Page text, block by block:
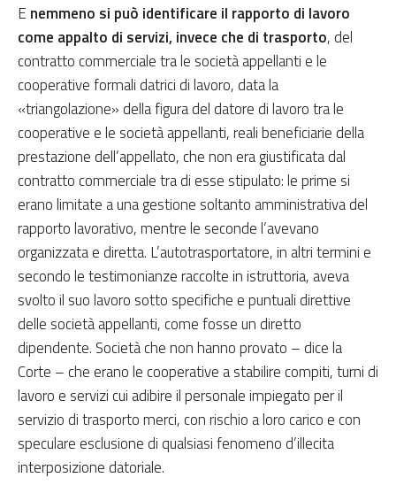
E nemmeno si può identificare il rapporto di lavoro
come appalto di servizi, invece che di trasporto, del
contratto commerciale tra le società appellanti e le
cooperative formali datrici di lavoro, data la
«triangolazione» della figura del datore di lavoro tra le
cooperative e le società appellanti, reali beneficiarie della
prestazione dell’appellato, che non era giustificata dal
contratto commerciale tra di esse stipulato: le prime si
erano limitate a una gestione soltanto amministrativa del
rapporto lavorativo, mentre le seconde l’avevano
organizzata e diretta. L’autotrasportatore, in altri termini e
secondo le testimonianze raccolte in istruttoria, aveva
svolto il suo lavoro sotto specifiche e puntuali direttive
delle società appellanti, come fosse un diretto
dipendente. Società che non hanno provato – dice la
Corte – che erano le cooperative a stabilire compiti, turni di
lavoro e servizi cui adibire il personale impiegato per il
servizio di trasporto merci, con rischio a loro carico e con
speculare esclusione di qualsiasi fenomeno d’illecita
interposizione datoriale.